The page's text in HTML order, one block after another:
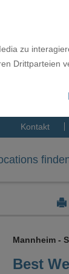
zu
Drittparteien
Kontakt
Best
Mannheim -